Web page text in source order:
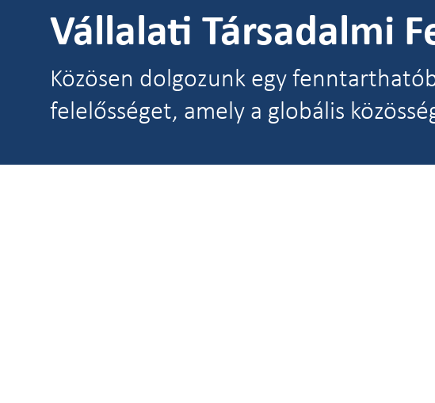
Vállalati Társadalmi
Közösen dolgozunk egy
felelősséget, amely a globális